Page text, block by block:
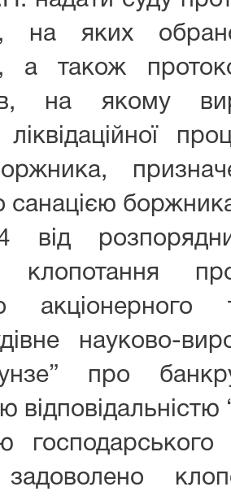
на яких
а також
на якому
ліквідаційної
санацією
від
клопотання
акціонерного
науково-
про
відповідальністю